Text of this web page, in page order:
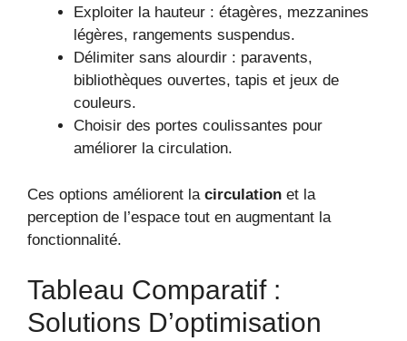
Exploiter la hauteur : étagères, mezzanines
légères, rangements suspendus.
Délimiter sans alourdir : paravents,
bibliothèques ouvertes, tapis et jeux de
couleurs.
Choisir des portes coulissantes pour
améliorer la circulation.
Ces options améliorent la circulation et la
perception de l’espace tout en augmentant la
fonctionnalité.
Tableau Comparatif :
Solutions D’optimisation